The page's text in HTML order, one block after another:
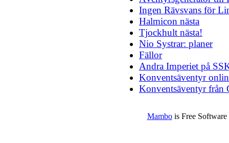
Ingen Rävsvans för
Halmicon nästa
Tjockhult nästa!
Nio Systrar: planer
Fällor
Andra Imperiet på
Konventsäventyr
Konventsäventyr
Mambois Free Software